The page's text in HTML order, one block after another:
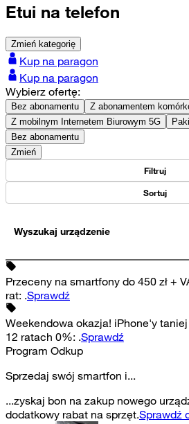
Etui na telefon
Zmień kategorię
Kup na paragon
Kup na paragon
Wybierz ofertę:
Bez abonamentu
Z abonamentem
Z mobilnym Internetem Biurowym 5G
Bez abonamentu
Zmień
Filtruj
Sortuj
Wyszukaj urządzenie
Przeceny na smartfony do 450 zł +
rat: .Sprawdź
Weekendowa okazja! iPhone'y taniej
12 ratach 0%: .Sprawdź
Program Odkup
Sprzedaj swój smartfon i...
...zyskaj bon na zakup nowego
dodatkowy rabat na sprzęt.Sprawdź